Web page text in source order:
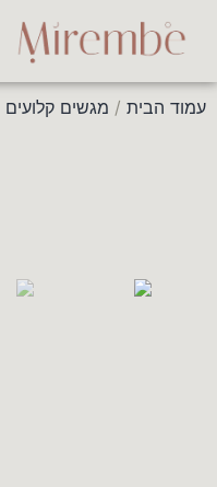
עמוד הבית / מגשים קלועים